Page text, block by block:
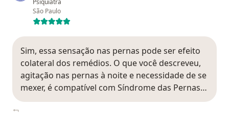
Psiquiatra
São Paulo
Sim, essa sensação nas pernas pode ser efeito
colateral dos remédios. O que você descreveu,
agitação nas pernas à noite e necessidade de se
mexer, é compatível com Síndrome das Pernas…